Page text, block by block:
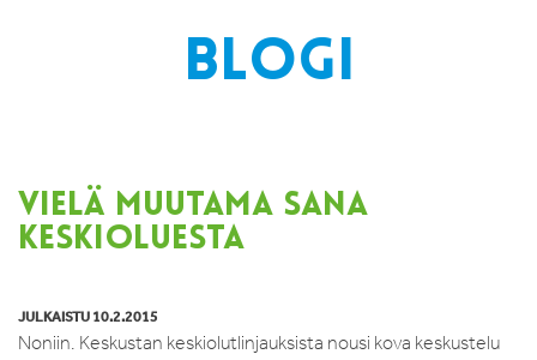
BLOGI
VIELÄ MUUTAMA SANA
KESKIOLUESTA
JULKAISTU 10.2.2015
Noniin. Keskustan keskiolutlinjauksista nousi kova keskustelu